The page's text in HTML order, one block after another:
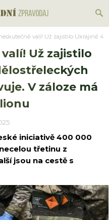
valí! Už zajistilo Ukrajině
Už zajistilo
V záloze má
iniciativě 400 000
třetinu z
jsou na cestě s